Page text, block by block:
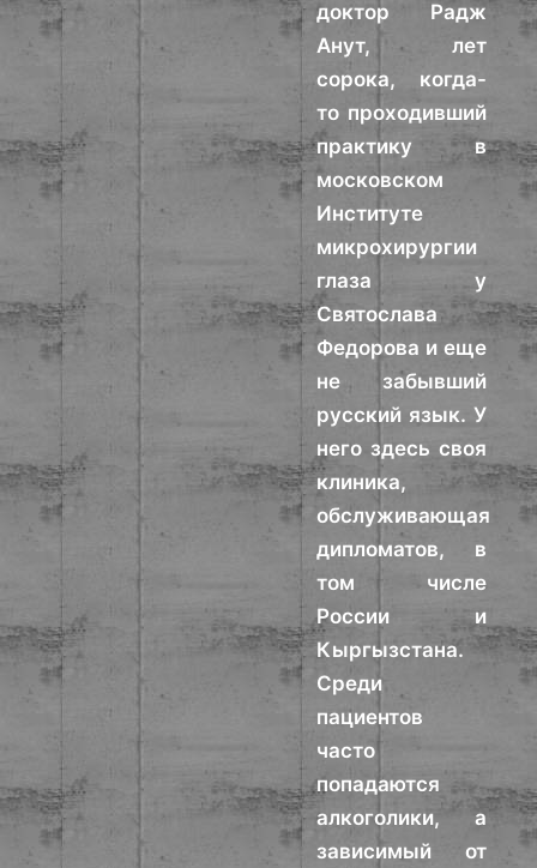
доктор Радж
Анут, лет
сорока, когда-
то проходивший
практику в
московском
Институте
микрохирургии
глаза у
Святослава
Федорова и еще
не забывший
русский язык. У
него здесь своя
клиника,
обслуживающая
дипломатов, в
том числе
России и
Кыргызстана.
Среди
пациентов
часто
попадаются
алкоголики, а
зависимый от